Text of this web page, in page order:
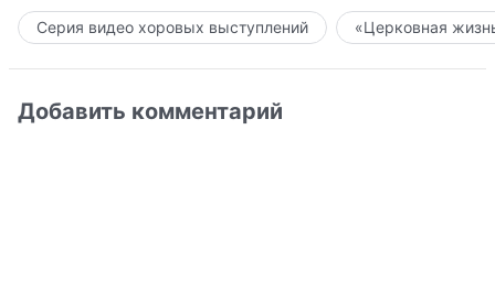
Серия видео хоровых выступлений «Церковная
Добавить комментарий